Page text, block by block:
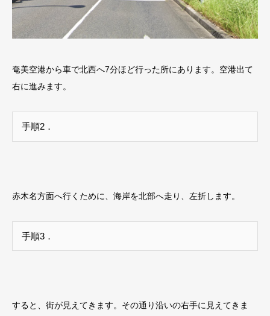
奄美空港から車で北西へ7分ほど行った所にあります。空港出て
右に進みます。
手順2．
赤木名方面へ行くために、海岸を北部へ走り、左折します。
手順3．
すると、街が見えてきます。その通り沿いの右手に見えてきま